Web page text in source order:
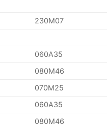
230M07
060A35
080M46
070M25
060A35
080M46